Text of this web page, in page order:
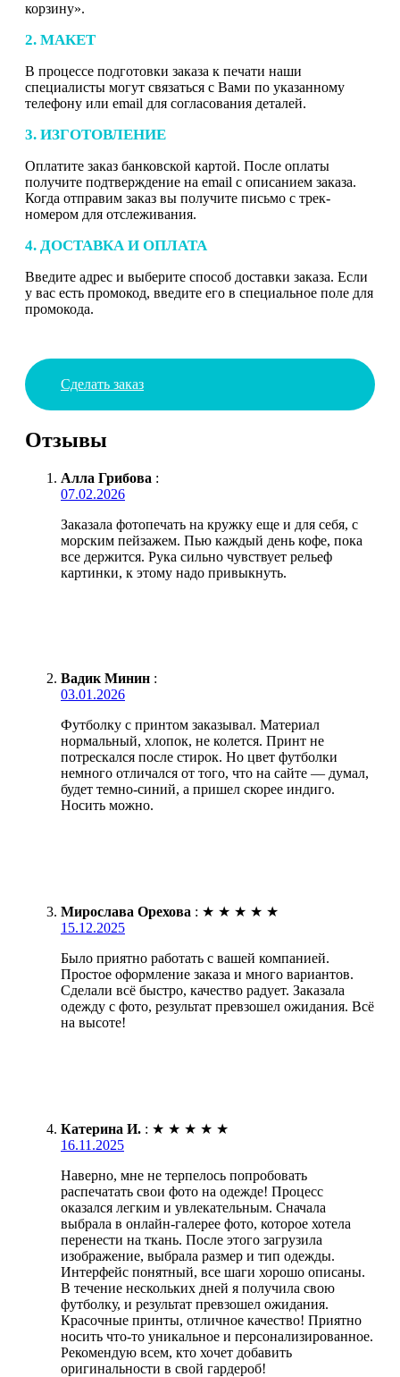
корзину».
2. МАКЕТ
В процессе подготовки заказа к печати наши
специалисты могут связаться с Вами по указанному
телефону или email для согласования деталей.
3. ИЗГОТОВЛЕНИЕ
Оплатите заказ банковской картой. После оплаты
получите подтверждение на email с описанием заказа.
Когда отправим заказ вы получите письмо с трек-
номером для отслеживания.
4. ДОСТАВКА И ОПЛАТА
Введите адрес и выберите способ доставки заказа. Если
у вас есть промокод, введите его в специальное поле для
промокода.
Сделать заказ
Отзывы
Алла Грибова :
07.02.2026
Заказала фотопечать на кружку еще и для себя, с
морским пейзажем. Пью каждый день кофе, пока
все держится. Рука сильно чувствует рельеф
картинки, к этому надо привыкнуть.
Вадик Минин :
03.01.2026
Футболку с принтом заказывал. Материал
нормальный, хлопок, не колется. Принт не
потрескался после стирок. Но цвет футболки
немного отличался от того, что на сайте — думал,
будет темно-синий, а пришел скорее индиго.
Носить можно.
Мирослава Орехова : ★ ★ ★ ★ ★
15.12.2025
Было приятно работать с вашей компанией.
Простое оформление заказа и много вариантов.
Сделали всё быстро, качество радует. Заказала
одежду с фото, результат превзошел ожидания. Всё
на высоте!
Катерина И. : ★ ★ ★ ★ ★
16.11.2025
Наверно, мне не терпелось попробовать
распечатать свои фото на одежде! Процесс
оказался легким и увлекательным. Сначала
выбрала в онлайн-галерее фото, которое хотела
перенести на ткань. После этого загрузила
изображение, выбрала размер и тип одежды.
Интерфейс понятный, все шаги хорошо описаны.
В течение нескольких дней я получила свою
футболку, и результат превзошел ожидания.
Красочные принты, отличное качество! Приятно
носить что-то уникальное и персонализированное.
Рекомендую всем, кто хочет добавить
оригинальности в свой гардероб!